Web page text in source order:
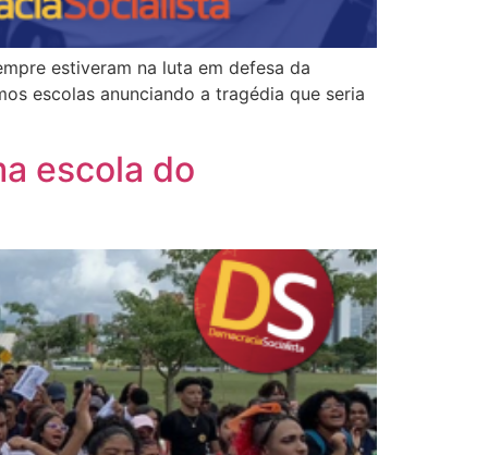
estiveram na luta em defesa da
escolas anunciando a tragédia que seria
escola do